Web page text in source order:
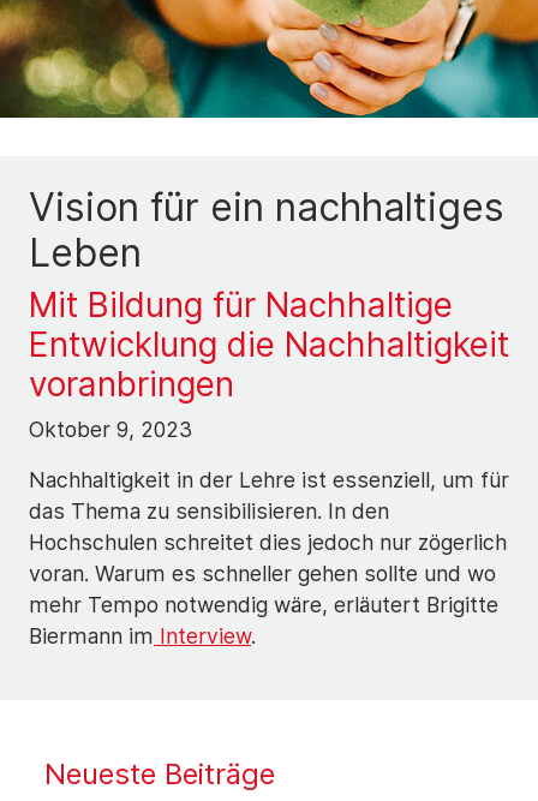
Vision für ein nachhaltiges
Leben
Mit Bildung für Nachhaltige
Entwicklung die Nachhaltigkeit
voranbringen
Oktober 9, 2023
Nachhaltigkeit in der Lehre ist essenziell, um für
das Thema zu sensibilisieren. In den
Hochschulen schreitet dies jedoch nur zögerlich
voran. Warum es schneller gehen sollte und wo
mehr Tempo notwendig wäre, erläutert Brigitte
Biermann im Interview.
Neueste Beiträge